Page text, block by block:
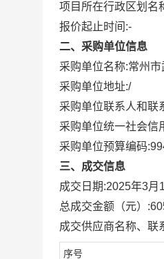
项目所在行政区划名
报价起止时间:-
二、采购单位信息
采购单位名称:常州
采购单位地址:/
采购单位联系人和联
采购单位统一社会信
采购单位预算编码:
三、成交信息
成交日期:2025年3月
总成交金额（元）:
成交供应商名称、联
序号